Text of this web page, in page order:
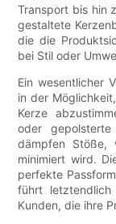
Transport bis hin
gestaltete
die die
bei Stil oder
Ein wesentlicher
in der
Kerze
oder
dämpfen Stöße,
minimiert wird.
perfekte
führt letztendlich
Kunden, die ihre